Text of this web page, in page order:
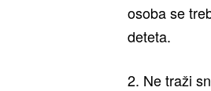
osoba se
deteta.
2. Ne traži